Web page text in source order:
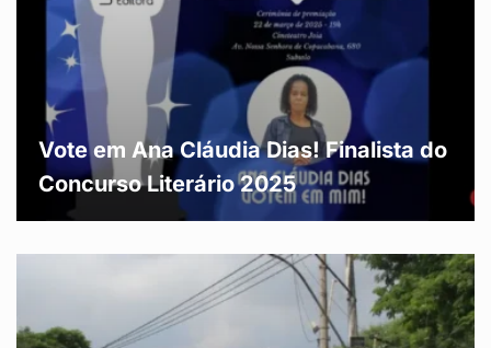
Vote em Ana Cláudia Dias! Finalista do
Concurso Literário 2025